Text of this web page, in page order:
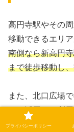
高円寺駅やその
移動できるエリ
南側なら新高円
まで徒歩移動し
また、北口広場で
まく活用し、利
抑えることがで
プライバシーポリシー